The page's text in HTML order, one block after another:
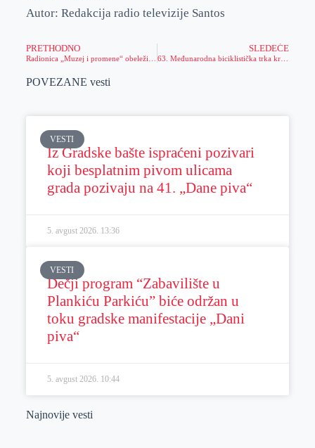
Autor: Redakcija radio televizije Santos
PRETHODNO SLEDEĆE
POVEZANE vesti
VESTI
Iz Gradske bašte ispraćeni pozivari
koji besplatnim pivom ulicama
grada pozivaju na 41. „Dane piva“
5. avgust 2026. 13:36
VESTI
Dečji program “Zabavilište u
Plankiću Parkiću” biće održan u
toku gradske manifestacije „Dani
piva“
5. avgust 2026. 10:44
Najnovije vesti